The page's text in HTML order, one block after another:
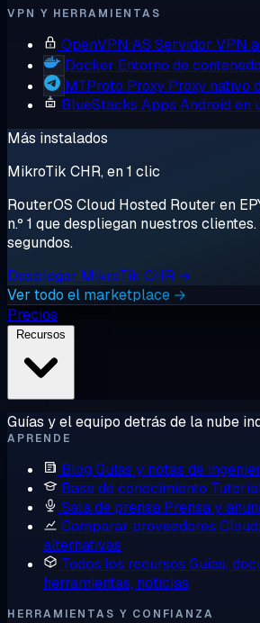
VPN Y HERRAMIENTAS
OpenVPN AS Servidor VPN
Docker Entorno de
MTProto Proxy Proxy nativo
BlueStacks Apps Android en
Más instalados
MikroTik CHR, en 1 clic
RouterOS Cloud Hosted Router en
n.º 1 que despliegan nuestros
segundos.
Desplegar MikroTik CHR →
Ver todo el marketplace →
Precios
Guías y el equipo detrás de la nube
APRENDE
Blog Guías y notas de
Base de conocimiento
Sala de prensa Prensa y
Comparar proveedores
alternativas
Todos los recursos Guías,
herramientas, noticias
HERRAMIENTAS Y CONFIANZA